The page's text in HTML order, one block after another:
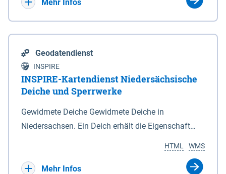
Mehr Infos
Geodatendienst
INSPIRE
INSPIRE-Kartendienst Niedersächsische
Deiche und Sperrwerke
Gewidmete Deiche Gewidmete Deiche in
Niedersachsen. Ein Deich erhält die Eigenschaft
Deichbehörde durch Verordnung ausspricht. Für
WMS
HTML
Mehr Infos